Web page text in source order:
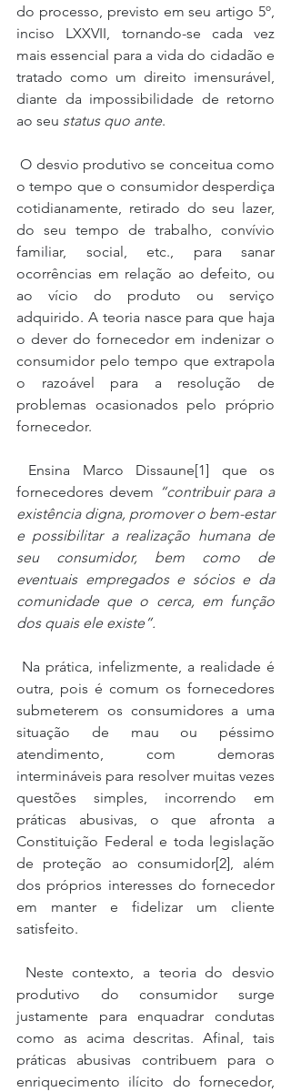
do processo, previsto em seu artigo 5º,
inciso LXXVII, tornando-se cada vez
mais essencial para a vida do cidadão e
tratado como um direito imensurável,
diante da impossibilidade de retorno
ao seu status quo ante.
O desvio produtivo se conceitua como
o tempo que o consumidor desperdiça
cotidianamente, retirado do seu lazer,
do seu tempo de trabalho, convívio
familiar, social, etc., para sanar
ocorrências em relação ao defeito, ou
ao vício do produto ou serviço
adquirido. A teoria nasce para que haja
o dever do fornecedor em indenizar o
consumidor pelo tempo que extrapola
o razoável para a resolução de
problemas ocasionados pelo próprio
fornecedor.
fornecedores devem “contribuir para a
existência digna, promover o bem-estar
e possibilitar a realização humana de
seu consumidor, bem como de
eventuais empregados e sócios e da
comunidade que o cerca, em função
dos quais ele existe”.
outra, pois é comum os fornecedores
submeterem os consumidores a uma
situação de mau ou péssimo
atendimento, com demoras
intermináveis para resolver muitas vezes
questões simples, incorrendo em
práticas abusivas, o que afronta a
Constituição Federal e toda legislação
de proteção ao consumidor[2], além
dos próprios interesses do fornecedor
em manter e fidelizar um cliente
satisfeito.
produtivo do consumidor surge
justamente para enquadrar condutas
como as acima descritas. Afinal, tais
práticas abusivas contribuem para o
enriquecimento ilícito do fornecedor,